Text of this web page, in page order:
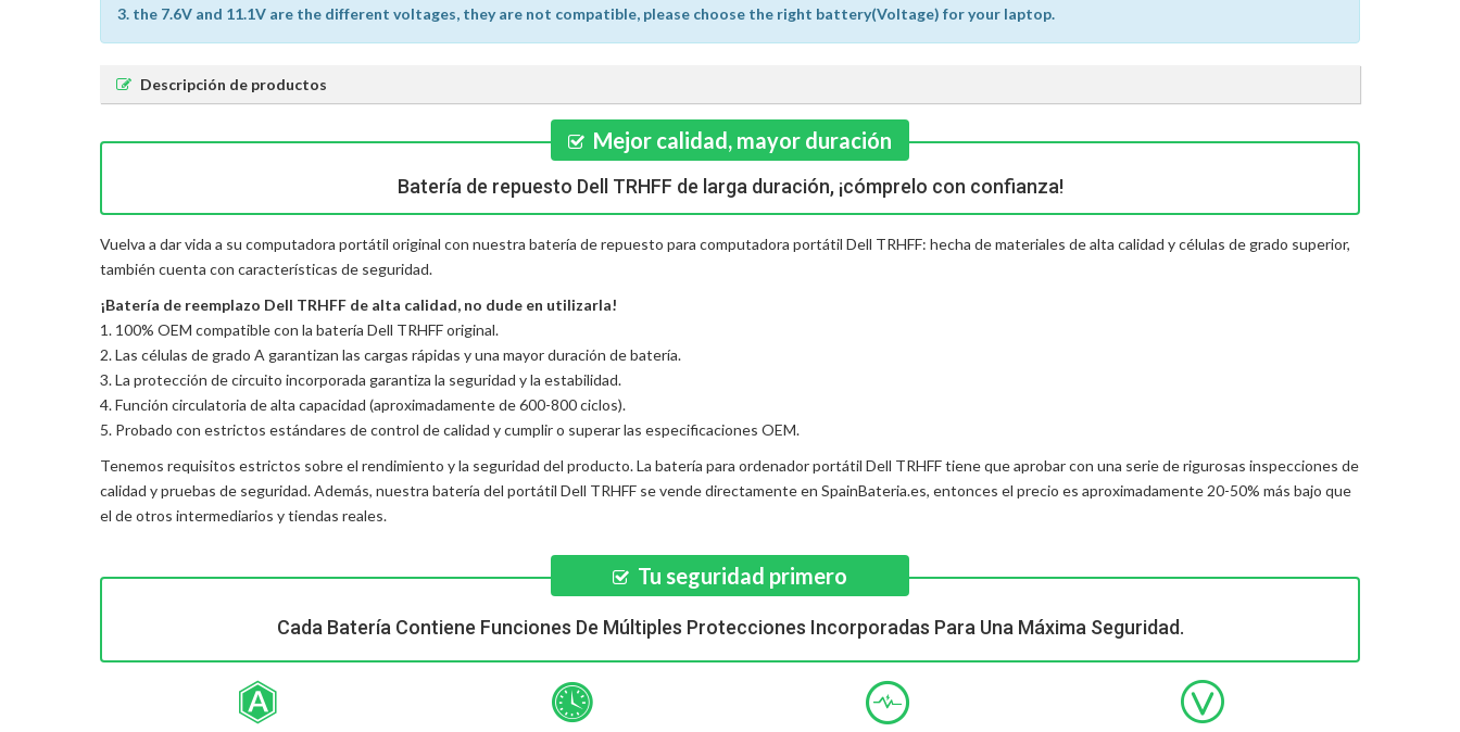
3. the 7.6V and 11.1V are the different voltages, they are not compatible, please choose the right battery(Voltage) for your laptop.
Descripción de productos
Mejor calidad, mayor duración
Batería de repuesto Dell TRHFF de larga duración, ¡cómprelo con confianza!
Vuelva a dar vida a su computadora portátil original con nuestra batería de repuesto para computadora portátil Dell TRHFF: hecha de materiales de alta calidad y células de grado superior,
también cuenta con características de seguridad.
¡Batería de reemplazo Dell TRHFF de alta calidad, no dude en utilizarla!
1. 100% OEM compatible con la batería Dell TRHFF original.
2. Las células de grado A garantizan las cargas rápidas y una mayor duración de batería.
3. La protección de circuito incorporada garantiza la seguridad y la estabilidad.
4. Función circulatoria de alta capacidad (aproximadamente de 600-800 ciclos).
5. Probado con estrictos estándares de control de calidad y cumplir o superar las especificaciones OEM.
Tenemos requisitos estrictos sobre el rendimiento y la seguridad del producto. La batería para ordenador portátil Dell TRHFFtiene que aprobar con una serie de rigurosas inspecciones de
calidad y pruebas de seguridad. Además, nuestra batería del portátil Dell TRHFF se vende directamente en SpainBateria.es, entonces el precio es aproximadamente 20-50% más bajo que
el de otros intermediarios y tiendas reales.
Tu seguridad primero
Cada Batería Contiene Funciones De Múltiples Protecciones Incorporadas Para Una Máxima Seguridad.